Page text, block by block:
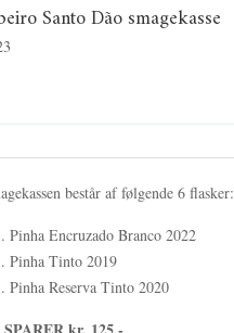
Santo Dão smagekasse
består af følgende 6 flasker:
Pinha Encruzado Branco 2022
Pinha Tinto 2019
Pinha Reserva Tinto 2020